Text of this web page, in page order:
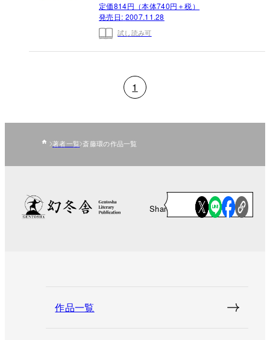
定価814円（本体740円＋税）
発売日: 2007.11.28
試し読み可
1
著者一覧 斎藤環の作品一覧
Share
作品一覧